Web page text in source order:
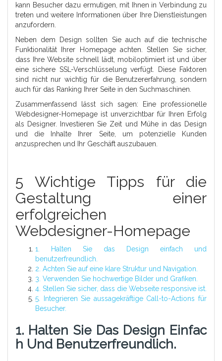
kann Besucher dazu ermutigen, mit Ihnen in Verbindung zu
treten und weitere Informationen über Ihre Dienstleistungen
anzufordern.
Neben dem Design sollten Sie auch auf die technische
Funktionalität Ihrer Homepage achten. Stellen Sie sicher,
dass Ihre Website schnell lädt, mobiloptimiert ist und über
eine sichere SSL-Verschlüsselung verfügt. Diese Faktoren
sind nicht nur wichtig für die Benutzererfahrung, sondern
auch für das Ranking Ihrer Seite in den Suchmaschinen.
Zusammenfassend lässt sich sagen: Eine professionelle
Webdesigner-Homepage ist unverzichtbar für Ihren Erfolg
als Designer. Investieren Sie Zeit und Mühe in das Design
und die Inhalte Ihrer Seite, um potenzielle Kunden
anzusprechen und Ihr Geschäft auszubauen.
5 Wichtige Tipps für die
Gestaltung einer
erfolgreichen
Webdesigner-Homepage
1. Halten Sie das Design einfach und
benutzerfreundlich.
2. Achten Sie auf eine klare Struktur und Navigation.
3. Verwenden Sie hochwertige Bilder und Grafiken.
4. Stellen Sie sicher, dass die Webseite responsive ist.
5. Integrieren Sie aussagekräftige Call-to-Actions für
Besucher.
1. Halten Sie Das Design Einfac
H Und Benutzerfreundlich.